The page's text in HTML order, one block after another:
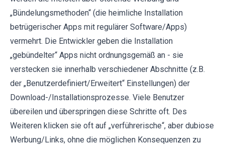
„Bündelungsmethoden“ (die heimliche Installation
betrügerischer Apps mit regulärer Software/Apps)
vermehrt. Die Entwickler geben die Installation
„gebündelter“ Apps nicht ordnungsgemäß an - sie
verstecken sie innerhalb verschiedener Abschnitte (z.B.
der „Benutzerdefiniert/Erweitert“ Einstellungen) der
Download-/Installationsprozesse. Viele Benutzer
übereilen und überspringen diese Schritte oft. Des
Weiteren klicken sie oft auf „verführerische“, aber dubiose
Werbung/Links, ohne die möglichen Konsequenzen zu